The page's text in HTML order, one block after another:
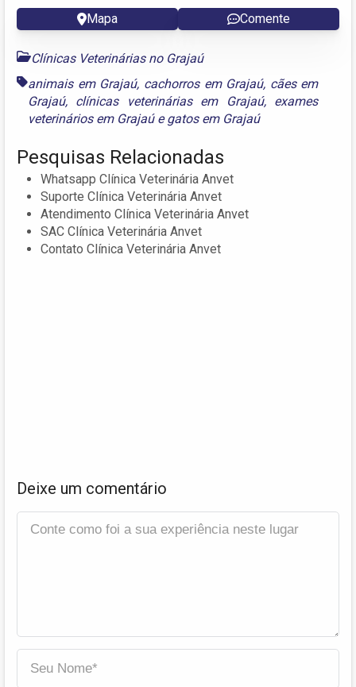
Mapa Comente
Clínicas Veterinárias no Grajaú
animais em Grajaú, cachorros em Grajaú, cães em
Grajaú, clínicas veterinárias em Grajaú, exames
veterinários em Grajaúegatos em Grajaú
Pesquisas Relacionadas
Whatsapp Clínica Veterinária Anvet
Suporte Clínica Veterinária Anvet
Atendimento Clínica Veterinária Anvet
SAC Clínica Veterinária Anvet
Contato Clínica Veterinária Anvet
Deixe um comentário